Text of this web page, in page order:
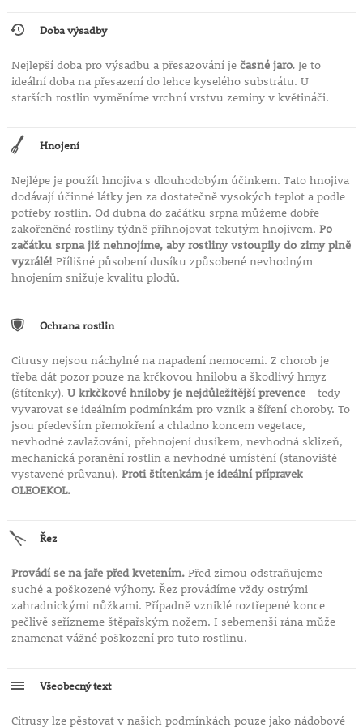
Před příchodem prvních mrazů opět uklidíme na
Doba výsadby
Nejlepší doba pro výsadbu a přesazování je časné jaro.Je to
ideální doba na přesazení do lehce kyselého substrátu. U
starších rostlin vyměníme vrchní vrstvu zeminy v květináči.
Hnojení
Nejlépe je použít hnojiva s dlouhodobým účinkem. Tato hnojiva
dodávají účinné látky jen za dostatečně vysokých teplot a podle
potřeby rostlin. Od dubna do začátku srpna můžeme dobře
zakořeněné rostliny týdně přihnojovat tekutým hnojivem. Po
začátku srpna již nehnojíme, aby rostliny vstoupily do zimy plně
vyzrálé! Přílišné působení dusíku způsobené nevhodným
hnojením snižuje kvalitu plodů.
Ochrana rostlin
Citrusy nejsou náchylné na napadení nemocemi. Z chorob je
třeba dát pozor pouze na krčkovou hnilobu a škodlivý hmyz
(štítenky). U krkčkové hniloby je nejdůležitější prevence– tedy
vyvarovat se ideálním podmínkám pro vznik a šíření choroby. To
jsou především přemokření a chladno koncem vegetace,
nevhodné zavlažování, přehnojení dusíkem, nevhodná sklizeň,
mechanická poranění rostlin a nevhodné umístění (stanoviště
vystavené průvanu). Proti štítenkám je ideální přípravek
OLEOEKOL.
Řez
Provádí se na jaře před kvetením.Před zimou odstraňujeme
suché a poškozené výhony. Řez provádíme vždy ostrými
zahradnickými nůžkami. Případně vzniklé roztřepené konce
pečlivě seřízneme štěpařským nožem. I sebemenší rána může
znamenat vážné poškození pro tuto rostlinu.
Všeobecný text
Citrusy lze pěstovat v našich podmínkách pouze jako nádobové